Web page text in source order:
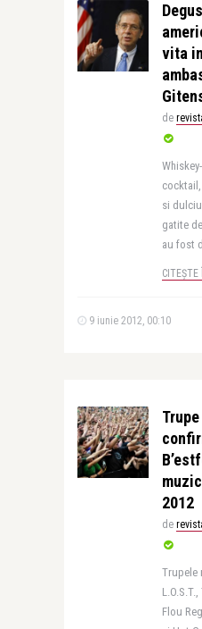
vita
de
si
gatite
au fost
9 iunie 2012, 00:10
2012
de
Trupele
Flou